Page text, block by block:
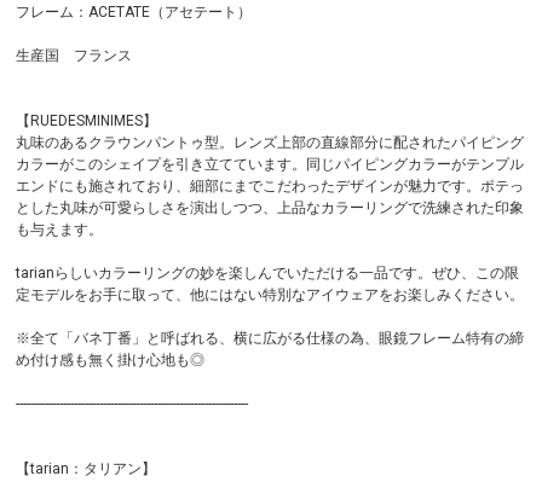
フレーム：ACETATE（アセテート）
生産国 フランス
【RUEDESMINIMES】
丸味のあるクラウンパントゥ型。レンズ上部の直線部分に配されたパイピング
カラーがこのシェイプを引き立てています。同じパイピングカラーがテンプル
エンドにも施されており、細部にまでこだわったデザインが魅力です。ポテっ
とした丸味が可愛らしさを演出しつつ、上品なカラーリングで洗練された印象
も与えます。
tarianらしいカラーリングの妙を楽しんでいただける一品です。ぜひ、この限
定モデルをお手に取って、他にはない特別なアイウェアをお楽しみください。
※全て「バネ丁番」と呼ばれる、横に広がる仕様の為、眼鏡フレーム特有の締
め付け感も無く掛け心地も◎
----------------------------------------------------------------
【tarian：タリアン】